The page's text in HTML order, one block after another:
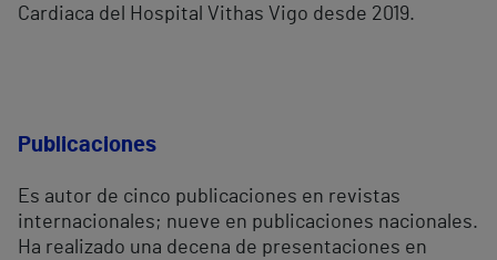
Cardiaca del Hospital Vithas Vigo desde 2019.
Publicaciones
Es autor de cinco publicaciones en revistas
internacionales; nueve en publicaciones nacionales.
Ha realizado una decena de presentaciones en